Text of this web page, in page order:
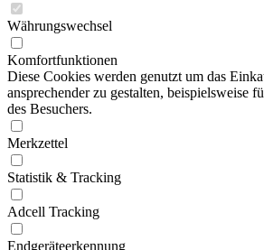
Währungswechsel
Komfortfunktionen
Diese Cookies werden genutzt um das
ansprechender zu gestalten, beispielsweise
des Besuchers.
Merkzettel
Statistik & Tracking
Adcell Tracking
Endgeräteerkennung